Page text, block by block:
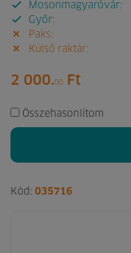
Mosonmagyaróvár:
Győr:
Paks:
Külső raktár:
2 000.00 Ft
Összehasonlítom
Kód: 035716